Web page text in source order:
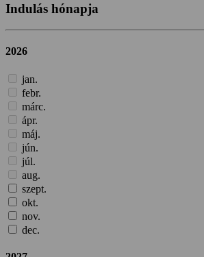
Indulás hónapja
2026
jan.
febr.
márc.
ápr.
máj.
jún.
júl.
aug.
szept.
okt.
nov.
dec.